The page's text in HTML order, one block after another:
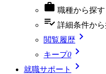
 職種から探す
playlist_add_check 詳細条件か
閲覧履歴 
キープ0 
就職サポート 